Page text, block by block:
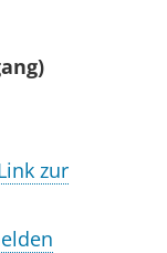
zur